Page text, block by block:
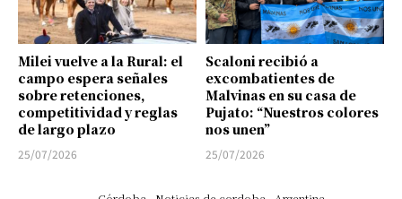
Milei vuelve a la Rural: el
campo espera señales
sobre retenciones,
competitividad y reglas
de largo plazo
25/07/2026
Scaloni recibió a
excombatientes de
Malvinas en su casa de
Pujato: “Nuestros colores
nos unen”
25/07/2026